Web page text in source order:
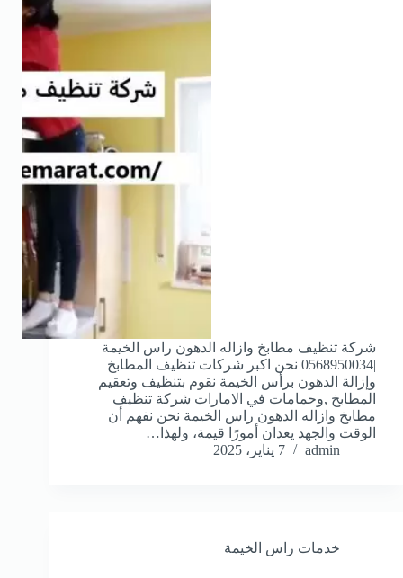
شركة تنظيف مطابخ وازاله الدهون راس الخيمة
|0568950034 نحن اكبر شركات تنظيف المطابخ
وإزالة الدهون برأس الخيمة نقوم بتنظيف وتعقيم
المطابخ ,وحمامات في الامارات شركة تنظيف
مطابخ وازاله الدهون راس الخيمة نحن نفهم أن
الوقت والجهد يعدان أمورًا قيمة، ولهذا…
admin
7 يناير، 2025
خدمات راس الخيمة